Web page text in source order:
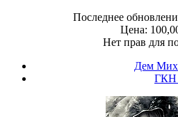
Последнее
Цена:
Нет прав для
Дем
ГКН